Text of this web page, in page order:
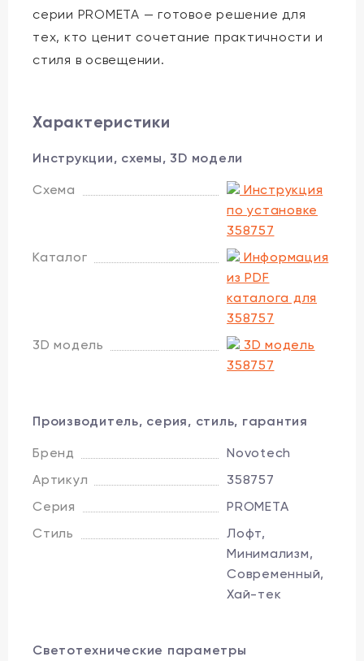
серии PROMETA — готовое решение для
тех, кто ценит сочетание практичности и
стиля в освещении.
Характеристики
Инструкции, схемы, 3D модели
Схема
Инструкция
по установке
358757
Каталог
Информация
из PDF
каталога для
358757
3D модель
3D модель
358757
Производитель, серия, стиль, гарантия
Бренд
Novotech
Артикул
358757
Серия
PROMETA
Стиль
Лофт,
Минимализм,
Современный,
Хай-тек
Светотехнические параметры